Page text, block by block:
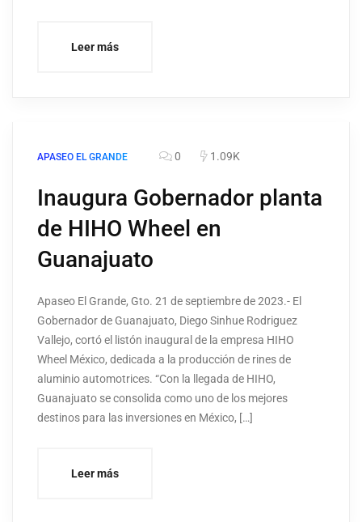
Leer más
APASEO EL GRANDE 0 1.09K
Inaugura Gobernador planta
de HIHO Wheel en
Guanajuato
Apaseo El Grande, Gto. 21 de septiembre de 2023.- El
Gobernador de Guanajuato, Diego Sinhue Rodriguez
Vallejo, cortó el listón inaugural de la empresa HIHO
Wheel México, dedicada a la producción de rines de
aluminio automotrices. “Con la llegada de HIHO,
Guanajuato se consolida como uno de los mejores
destinos para las inversiones en México, […]
Leer más